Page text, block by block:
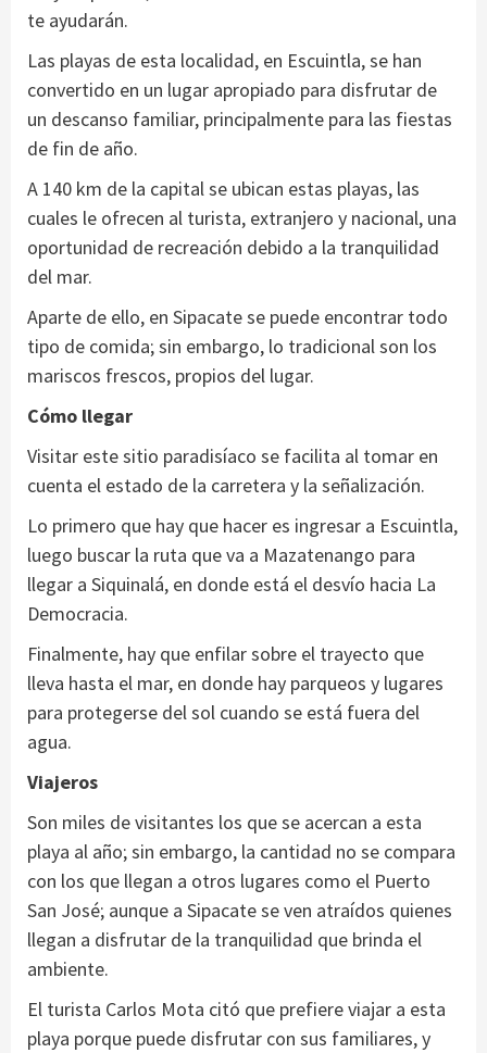
te ayudarán.
Las playas de esta localidad, en Escuintla, se han
convertido en un lugar apropiado para disfrutar de
un descanso familiar, principalmente para las fiestas
de fin de año.
A 140 km de la capital se ubican estas playas, las
cuales le ofrecen al turista, extranjero y nacional, una
oportunidad de recreación debido a la tranquilidad
del mar.
Aparte de ello, en Sipacate se puede encontrar todo
tipo de comida; sin embargo, lo tradicional son los
mariscos frescos, propios del lugar.
Cómo llegar
Visitar este sitio paradisíaco se facilita al tomar en
cuenta el estado de la carretera y la señalización.
Lo primero que hay que hacer es ingresar a Escuintla,
luego buscar la ruta que va a Mazatenango para
llegar a Siquinalá, en donde está el desvío hacia La
Democracia.
Finalmente, hay que enfilar sobre el trayecto que
lleva hasta el mar, en donde hay parqueos y lugares
para protegerse del sol cuando se está fuera del
agua.
Viajeros
Son miles de visitantes los que se acercan a esta
playa al año; sin embargo, la cantidad no se compara
con los que llegan a otros lugares como el Puerto
San José; aunque a Sipacate se ven atraídos quienes
llegan a disfrutar de la tranquilidad que brinda el
ambiente.
El turista Carlos Mota citó que prefiere viajar a esta
playa porque puede disfrutar con sus familiares, y